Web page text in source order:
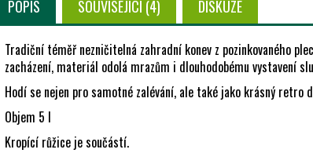
POPIS SOUVISEJÍCÍ (4) DISKUZE
Tradiční téměř nezničitelná zahradní konev z pozinkovaného
zacházení, materiál odolá mrazům i dlouhodobému vystavení
Hodí se nejen pro samotné zalévání, ale také jako krásný retro
Objem 5 l
Kropící růžice je součástí.